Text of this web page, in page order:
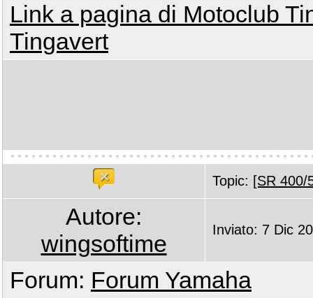
Link a pagina di Motoclub
Tingavert
Topic: [SR 400/
Autore:
wingsoftime
Inviato: 7 Dic
Forum: Forum Yamaha